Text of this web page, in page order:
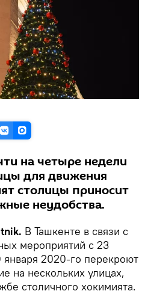
на четыре недели
для движения
столицы приносит
неудобства.
В Ташкенте в связи с
мероприятий с 23
января 2020-го перекроют
на нескольких улицах,
столичного хокимията.